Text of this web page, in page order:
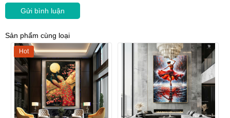
Sản phẩm cùng loại
Hot